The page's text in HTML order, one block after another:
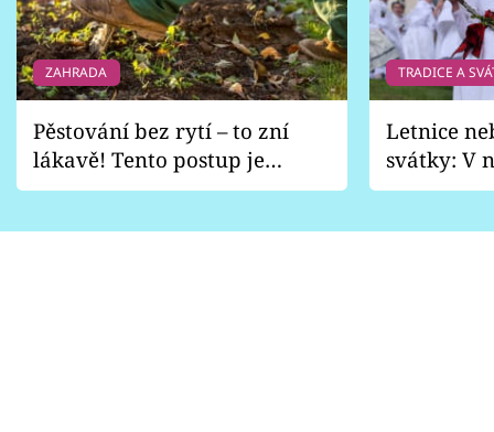
ZAHRADA
Pěstování bez rytí – to zní
lákavě! Tento postup je
vhodný jen pro některé
TRADICE A
Letnice
svátky: V
pondělí